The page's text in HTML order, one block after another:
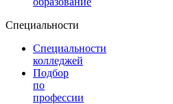
Специальности
Специальности
колледжей
Подбор
по
профессии